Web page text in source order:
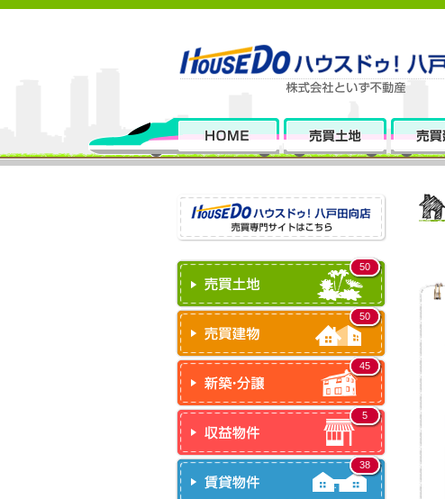
50
50
45
5
38